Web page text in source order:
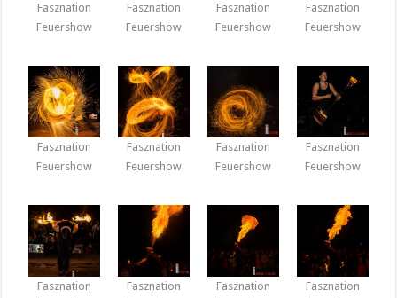
Fasznation
Feuershow
Fasznation
Feuershow
Fasznation
Feuershow
Fasznation
Feuershow
Fasznation
Feuershow
Fasznation
Feuershow
Fasznation
Feuershow
Fasznation
Feuershow
Fasznation
Fasznation
Fasznation
Fasznation